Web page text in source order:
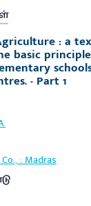
: a
basic
- Part 1
:Madras